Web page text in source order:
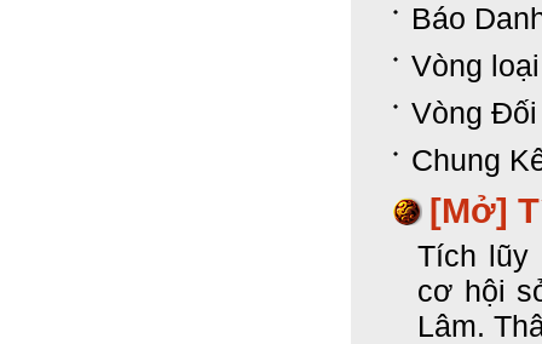
Báo
Vòng
Vòng Đối
Chung
[Mở]
Tích lũy
cơ hội
Lâm.